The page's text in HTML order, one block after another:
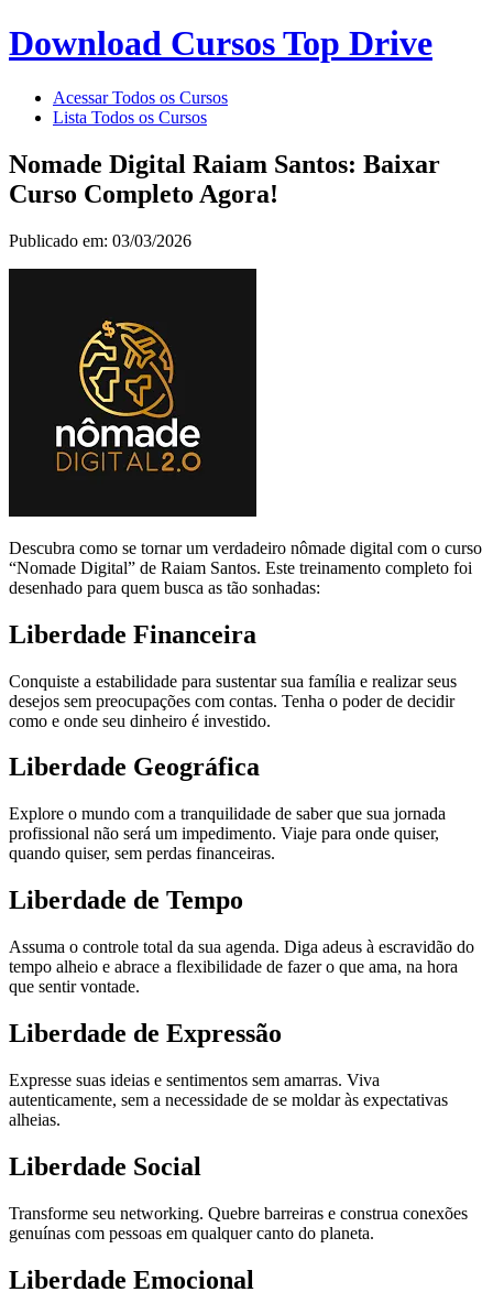
Download Cursos Top Drive
Acessar Todos os Cursos
Lista Todos os Cursos
Nomade Digital Raiam Santos: Baixar
Curso Completo Agora!
Publicado em: 03/03/2026
Descubra como se tornar um verdadeiro nômade digital com o curso
“Nomade Digital” de Raiam Santos. Este treinamento completo foi
desenhado para quem busca as tão sonhadas:
Liberdade Financeira
Conquiste a estabilidade para sustentar sua família e realizar seus
desejos sem preocupações com contas. Tenha o poder de decidir
como e onde seu dinheiro é investido.
Liberdade Geográfica
Explore o mundo com a tranquilidade de saber que sua jornada
profissional não será um impedimento. Viaje para onde quiser,
quando quiser, sem perdas financeiras.
Liberdade de Tempo
Assuma o controle total da sua agenda. Diga adeus à escravidão do
tempo alheio e abrace a flexibilidade de fazer o que ama, na hora
que sentir vontade.
Liberdade de Expressão
Expresse suas ideias e sentimentos sem amarras. Viva
autenticamente, sem a necessidade de se moldar às expectativas
alheias.
Liberdade Social
Transforme seu networking. Quebre barreiras e construa conexões
genuínas com pessoas em qualquer canto do planeta.
Liberdade Emocional